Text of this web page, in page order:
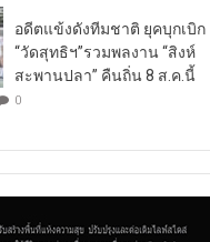
อดีตแข้งดังทีมชาติ ยุคบุกเบิก
“วัดสุทธิฯ”รวมพลงาน “สิงห์
สะพานปลา” คืนถิ่น 8 ส.ค.นี้
0